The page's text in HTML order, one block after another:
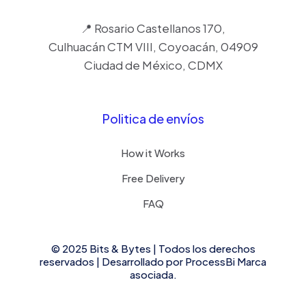
📍 Rosario Castellanos 170,
Culhuacán CTM VIII, Coyoacán, 04909
Ciudad de México, CDMX
Politica de envíos
How it Works
Free Delivery
FAQ
© 2025 Bits & Bytes | Todos los derechos
reservados | Desarrollado por ProcessBi Marca
asociada.